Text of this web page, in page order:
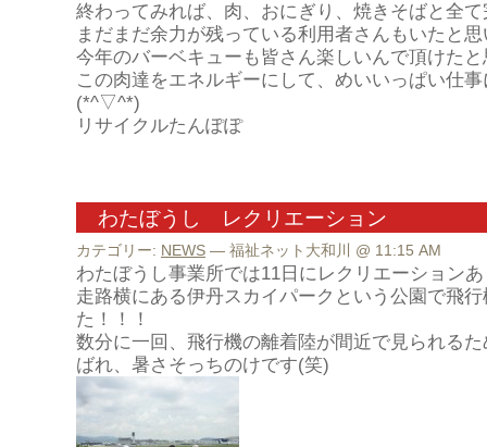
終わってみれば、肉、おにぎり、焼きそばと全
まだまだ余力が残っている利用者さんもいたと
今年のバーベキューも皆さん楽しいんで頂けた
この肉達をエネルギーにして、めいいっぱい仕
(*^▽^*)
リサイクルたんぽぽ
わたぼうし レクリエーション
カテゴリー: NEWS — 福祉ネット大和川 @ 11:15 AM
わたぼうし事業所では11 日にレクリエーション
走路横にある伊丹スカイパークという公園で飛
た！！！
数分に一回、飛行機の離着陸が間近で見られる
ばれ、暑さそっちのけです(笑)